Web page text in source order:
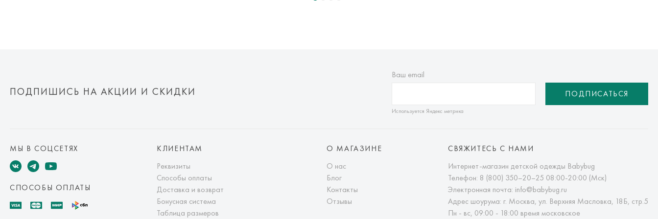
ПОДПИШИСЬ НА АКЦИИ И СКИДКИ
Ваш email
Используется Яндекс метрика
ПОДПИСАТЬСЯ
МЫ В СОЦСЕТЯХ
СПОСОБЫ ОПЛАТЫ
КЛИЕНТАМ
Реквизиты
Способы оплаты
Доставка и возврат
Бонусная система
Таблица размеров
О МАГАЗИНЕ
О нас
Блог
Контакты
Отзывы
СВЯЖИТЕСЬ С НАМИ
Интернет-магазин детской одежды Babybug
Телефон: 8 (800) 350–20–25 08:00-20:00 (Мск)
Электронная почта: info@babybug.ru
Адрес шоурума: г. Москва, ул. Верхняя Масловка, 18Б, стр.5
Пн - вс, 09:00 - 18:00 время московское